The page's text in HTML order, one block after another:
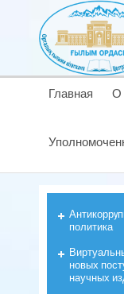
Главная О
политика
новых
научных